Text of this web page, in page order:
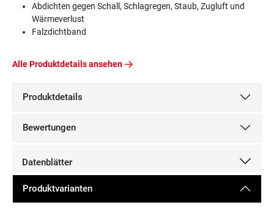
Abdichten gegen Schall, Schlagregen, Staub, Zugluft und
Wärmeverlust
Falzdichtband
Alle Produktdetails ansehen
Produktdetails
Bewertungen
Datenblätter
Produktvarianten